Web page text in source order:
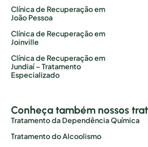
Clínica de Recuperação em
João Pessoa
Clínica de Recuperação em
Joinville
Clínica de Recuperação em
Jundiaí – Tratamento
Especializado
Conheça também nossos
Tratamento da Dependência Química
Tratamento do Alcoolismo